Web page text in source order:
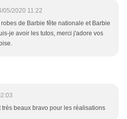
05/2020 11:22
de Barbie fête nationale et Barbie
je avoir les tutos, merci j'adore vos
beaux bravo pour les réalisations